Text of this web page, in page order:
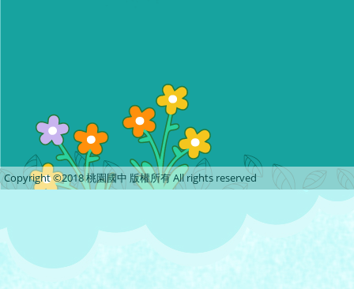
Copyright ©2018 桃園國中 版權所有 All rights reserved